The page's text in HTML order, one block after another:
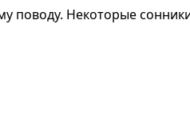
поводу. Некоторые